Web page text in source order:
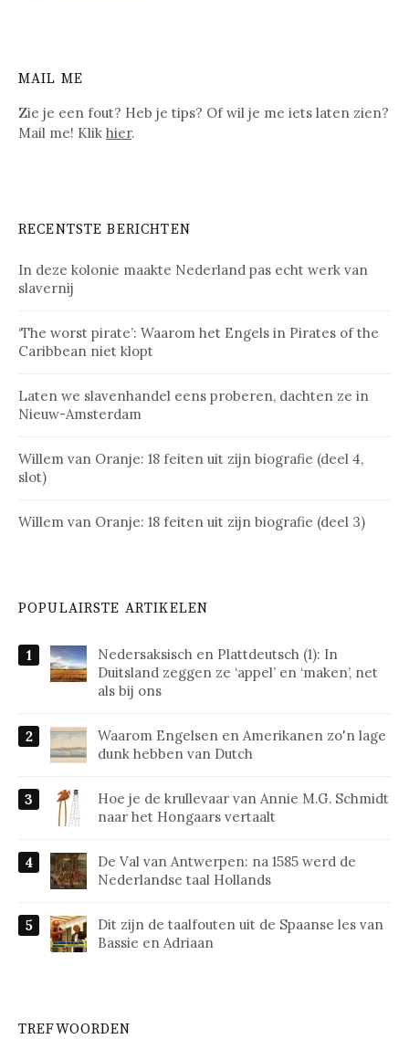
MAIL ME
Zie je een fout? Heb je tips? Of wil je me iets laten zien?
Mail me! Klik hier.
RECENTSTE BERICHTEN
In deze kolonie maakte Nederland pas echt werk van
slavernij
‘The worst pirate’: Waarom het Engels in Pirates of the
Caribbean niet klopt
Laten we slavenhandel eens proberen, dachten ze in
Nieuw-Amsterdam
Willem van Oranje: 18 feiten uit zijn biografie (deel 4,
slot)
Willem van Oranje: 18 feiten uit zijn biografie (deel 3)
POPULAIRSTE ARTIKELEN
Nedersaksisch en Plattdeutsch (1): In
Duitsland zeggen ze ‘appel’ en ‘maken’, net
als bij ons
Waarom Engelsen en Amerikanen zo'n lage
dunk hebben van Dutch
Hoe je de krullevaar van Annie M.G. Schmidt
naar het Hongaars vertaalt
De Val van Antwerpen: na 1585 werd de
Nederlandse taal Hollands
Dit zijn de taalfouten uit de Spaanse les van
Bassie en Adriaan
TREFWOORDEN